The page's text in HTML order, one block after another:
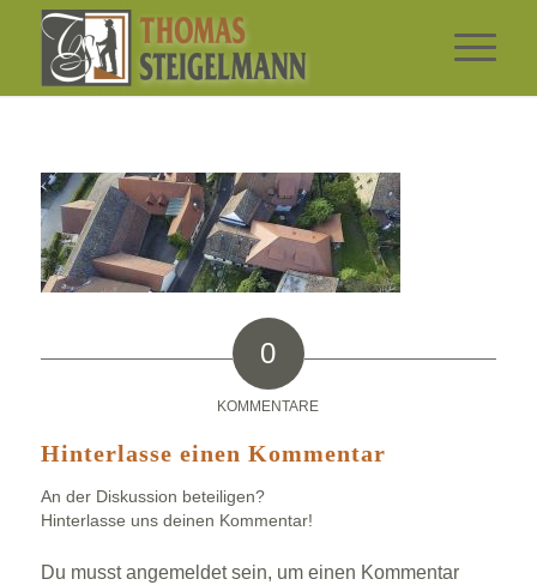
0
KOMMENTARE
Hinterlasse einen Kommentar
An der Diskussion beteiligen?
Hinterlasse uns deinen Kommentar!
Du musstangemeldetsein, um einen Kommentar